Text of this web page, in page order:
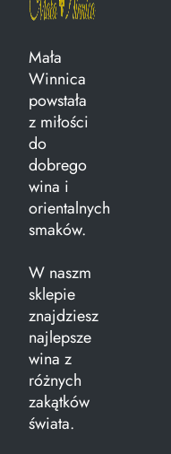
Mała
Winnica
powstała
z miłości
do
dobrego
wina i
orientalnych
smaków.
W naszm
sklepie
znajdziesz
najlepsze
wina z
różnych
zakątków
świata.